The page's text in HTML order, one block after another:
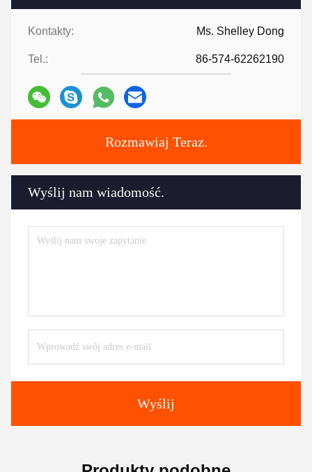
Kontakty: Ms. Shelley Dong
Tel.: 86-574-62262190
Rozmawiaj Teraz.
Wyślij nam wiadomość.
Wyślij